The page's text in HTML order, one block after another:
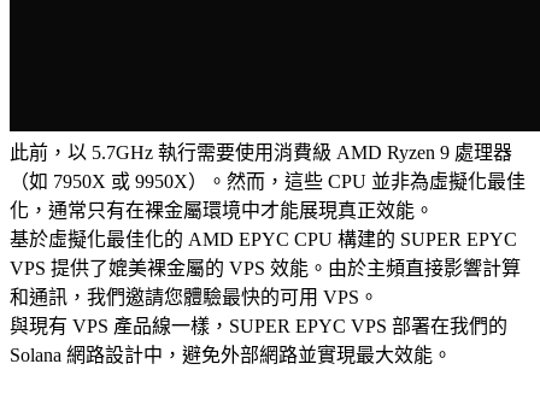
此前，以 5.7GHz 執行需要使用消費級 AMD Ryzen 9 處理器
（如 7950X 或 9950X）。然而，這些 CPU 並非為虛擬化最佳
化，通常只有在裸金屬環境中才能展現真正效能。
基於虛擬化最佳化的 AMD EPYC CPU 構建的 SUPER EPYC
VPS 提供了媲美裸金屬的 VPS 效能。由於主頻直接影響計算
和通訊，我們邀請您體驗最快的可用 VPS。
與現有 VPS 產品線一樣，SUPER EPYC VPS 部署在我們的
Solana 網路設計中，避免外部網路並實現最大效能。